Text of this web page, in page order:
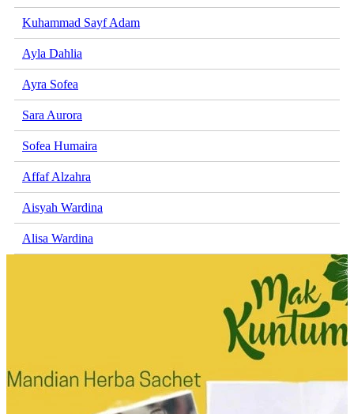
Kuhammad Sayf Adam
Ayla Dahlia
Ayra Sofea
Sara Aurora
Sofea Humaira
Affaf Alzahra
Aisyah Wardina
Alisa Wardina